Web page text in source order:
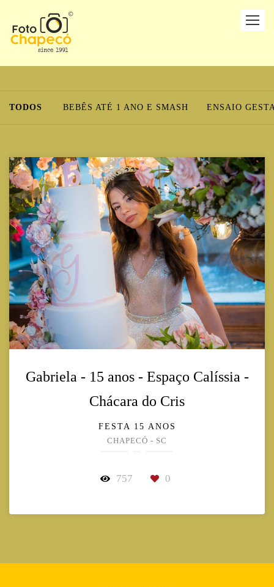
TODOS BEBÊS ATÉ 1 ANO E SMASH ENSAIO
Gabriela - 15 anos - Espaço Calíssia -
Chácara do Cris
FESTA 15 ANOS
CHAPECÓ - SC
757 0